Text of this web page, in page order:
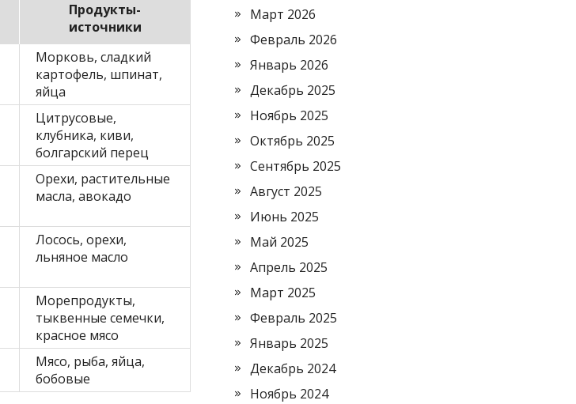
Продукты-
источники
Морковь, сладкий
картофель, шпинат,
яйца
Цитрусовые,
клубника, киви,
болгарский перец
Орехи, растительные
масла, авокадо
Лосось, орехи,
льняное масло
Морепродукты,
тыквенные семечки,
красное мясо
Мясо, рыба, яйца,
бобовые
Март 2026
Февраль 2026
Январь 2026
Декабрь 2025
Ноябрь 2025
Октябрь 2025
Сентябрь 2025
Август 2025
Июнь 2025
Май 2025
Апрель 2025
Март 2025
Февраль 2025
Январь 2025
Декабрь 2024
Ноябрь 2024